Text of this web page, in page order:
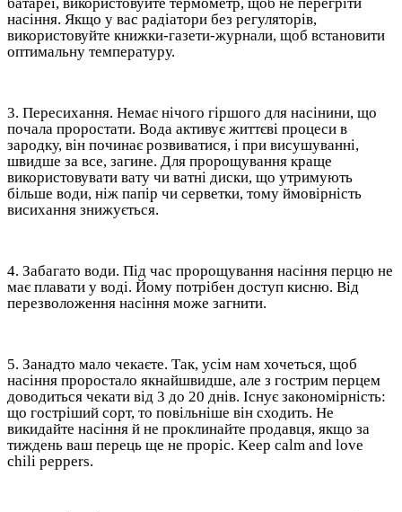
насіння. Якщо у вас радіатори без регуляторів,
використовуйте книжки-газети-журнали, щоб встановити
оптимальну температуру.
3. Пересихання. Немає нічого гіршого для насінини, що
почала проростати. Вода активує життєві процеси в
зародку, він починає розвиватися, і при висушуванні,
швидше за все, загине. Для пророщування краще
використовувати вату чи ватні диски, що утримують
більше води, ніж папір чи серветки, тому ймовірність
висихання знижується.
4. Забагато води. Під час пророщування насіння перцю не
має плавати у воді. Йому потрібен доступ кисню. Від
перезволоження насіння може загнити.
5. Занадто мало чекаєте. Так, усім нам хочеться, щоб
насіння проростало якнайшвидше, але з гострим перцем
доводиться чекати від 3 до 20 днів. Існує закономірність:
що гостріший сорт, то повільніше він сходить. Не
викидайте насіння й не проклинайте продавця, якщо за
тиждень ваш перець ще не проріс. Keep calm and love
chili peppers.